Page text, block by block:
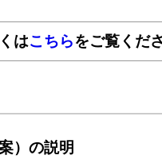
はこちらをご覧くだ
）の説明